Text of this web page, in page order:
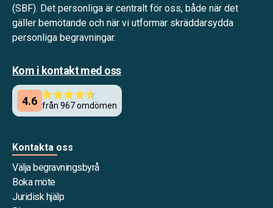
(SBF). Det personliga är centralt för oss, både när det
gäller bemötande och när vi utformar skräddarsydda
personliga begravningar.
Kom i kontakt med oss
Kontakta oss
Välja begravningsbyrå
Boka möte
Juridisk hjälp